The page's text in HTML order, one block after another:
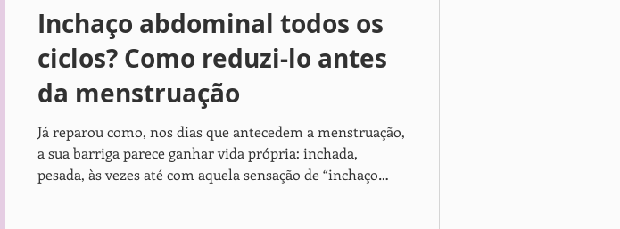
bioidentical hormones Anti-Aging Medicine
Inchaço abdominal todos os
ciclos? Como reduzi-lo antes
da menstruação
Já reparou como, nos dias que antecedem a menstruação,
a sua barriga parece ganhar vida própria: inchada,
pesada, às vezes até com aquela sensação de “inchaço